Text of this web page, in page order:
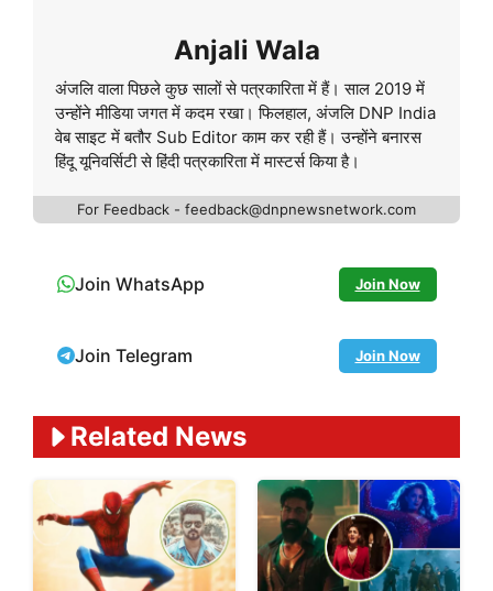
Anjali Wala
अंजलि वाला पिछले कुछ सालों से पत्रकारिता में हैं। साल 2019 में
उन्होंने मीडिया जगत में कदम रखा। फिलहाल, अंजलि DNP India
वेब साइट में बतौर Sub Editor काम कर रही हैं। उन्होंने बनारस
हिंदू यूनिवर्सिटी से हिंदी पत्रकारिता में मास्टर्स किया है।
For Feedback - feedback@dnpnewsnetwork.com
Join WhatsApp Join Now
Join Telegram Join Now
Related News